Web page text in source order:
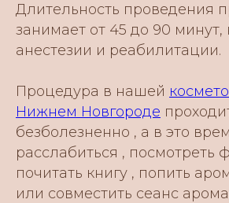
Длительность проведения
занимает от 45 до 90 минут,
анестезии и реабилитации.
Процедура в нашей
Нижнем Новгороде
безболезненно , а в это
расслабиться , посмотреть
почитать книгу , попить
или совместить сеанс